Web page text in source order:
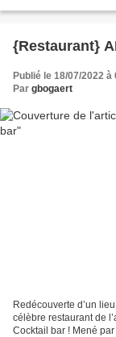
{Restaurant}
Publié le 18/07/2022 à
Par gbogaert
Redécouverte d’un
célèbre restaurant de
Cocktail bar ! Mené